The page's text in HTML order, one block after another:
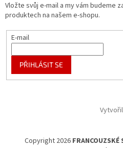
Vložte svůj e-mail a my vám budeme
produktech na našem e-shopu.
E-mail
PŘIHLÁSIT SE
Copyright 2026 FRANCOUZSKÉ